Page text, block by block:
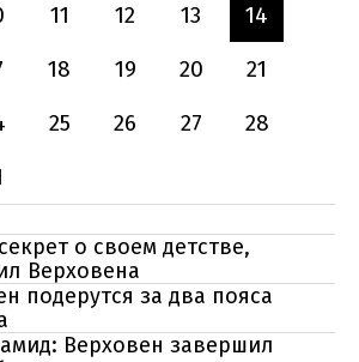
11 12 13
14
18 19 20
21
25 26 27
28
о своем детстве,
Верховена
подерутся за два пояса
Верховен завершил